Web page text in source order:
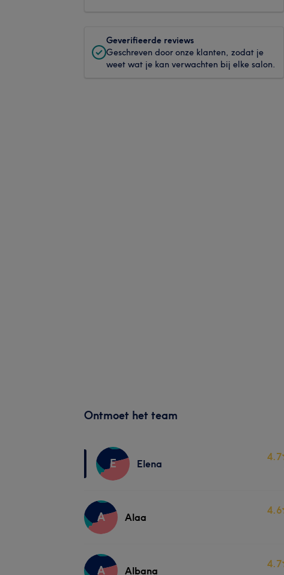
Geverifieerde reviews
Geschreven door onze klanten, zodat je
weet wat je kan verwachten bij elke salon.
Ontmoet het team
E Elena
4.7
A Alaa
4.6
A Albana
4.7